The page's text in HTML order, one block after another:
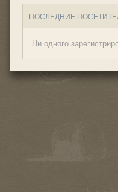
ПОСЛЕДНИЕ
Ни одного